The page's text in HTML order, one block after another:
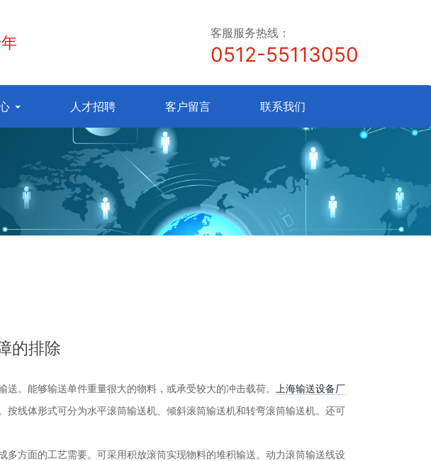
客服服务热线：
0512-55113050
人才招聘 客户留言 联系我们
的排除
。能够输送单件重量很大的物料，或承受较大的冲击载荷。 上海输送设备厂
线体形式可分为水平滚筒输送机、倾斜滚筒输送机和转弯滚筒输送机。还可
方面的工艺需要。可采用积放滚筒实现物料的堆积输送。动力滚筒输送线设